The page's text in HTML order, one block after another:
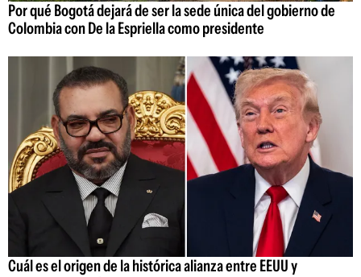
Por qué Bogotá dejará de ser la sede única del gobierno de
Colombia con De la Espriella como presidente
Cuál es el origen de la histórica alianza entre EEUU y